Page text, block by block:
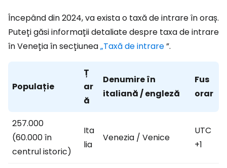
Începând din 2024, va exista o taxă de intrare în oraș.
Puteți găsi informații detaliate despre taxa de intrare
în Veneția în secțiunea„Taxă de intrare”.
Populație
Ț
ar
ă
Denumire în
italiană / engleză
Fus
orar
257.000
(60.000 în
centrul istoric)
Ita
lia
Venezia / Venice
UTC
+1